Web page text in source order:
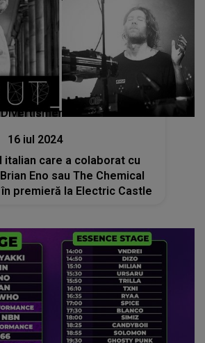
Divertisment
16 iul 2024
italian care a colaborat cu
Eno sau The Chemical
premieră la Electric Castle